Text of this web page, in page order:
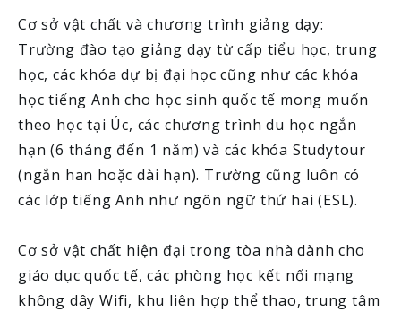
Cơ sở vật chất và chương trình giảng dạy:
Trường đào tạo giảng dạy từ cấp tiểu học, trung
học, các khóa dự bị đại học cũng như các khóa
học tiếng Anh cho học sinh quốc tế mong muốn
theo học tại Úc, các chương trình du học ngắn
hạn (6 tháng đến 1 năm) và các khóa Studytour
(ngắn han hoặc dài hạn). Trường cũng luôn có
các lớp tiếng Anh như ngôn ngữ thứ hai (ESL).
Cơ sở vật chất hiện đại trong tòa nhà dành cho
giáo dục quốc tế, các phòng học kết nối mạng
không dây Wifi, khu liên hợp thể thao, trung tâm